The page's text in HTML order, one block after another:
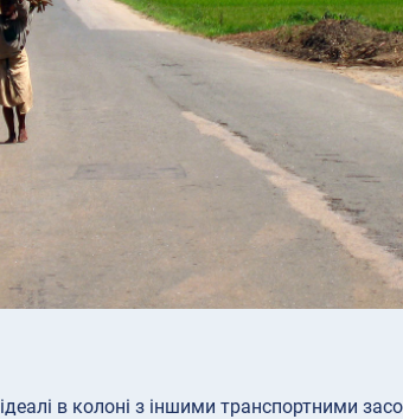
в колоні з іншими транспортними